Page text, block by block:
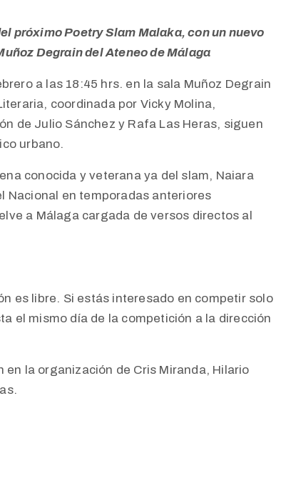
próximo Poetry Slam Malaka, con un nuevo
Degrain del Ateneo de Málaga
a las 18:45 hrs. en la sala Muñoz Degrain
coordinada por Vicky Molina,
de Julio Sánchez y Rafa Las Heras, siguen
urbano.
conocida y veterana ya del slam, Naiara
Nacional en temporadas anteriores
a Málaga cargada de versos directos al
es libre. Si estás interesado en competir solo
el mismo día de la competición a la dirección
la organización de Cris Miranda, Hilario